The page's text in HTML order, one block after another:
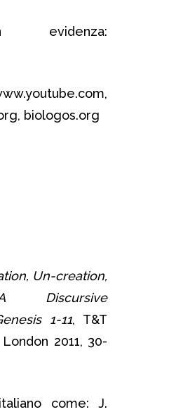
evidenza:
biologos.org
Un-creation,
Discursive
1-11, T&T
2011, 30-
come: J.